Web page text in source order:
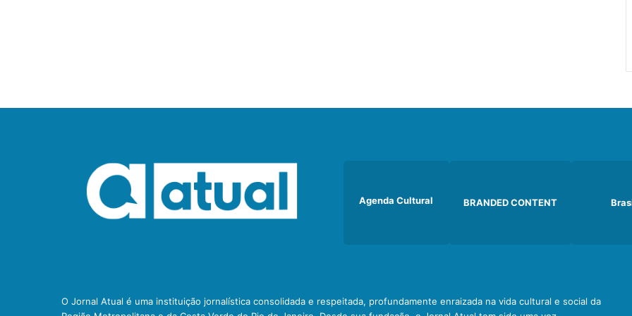
Agenda Cultural BRANDED CONTENT
O Jornal Atual é uma instituição jornalística consolidada e respeitada, profundamente enraizada na vida cultural e social da